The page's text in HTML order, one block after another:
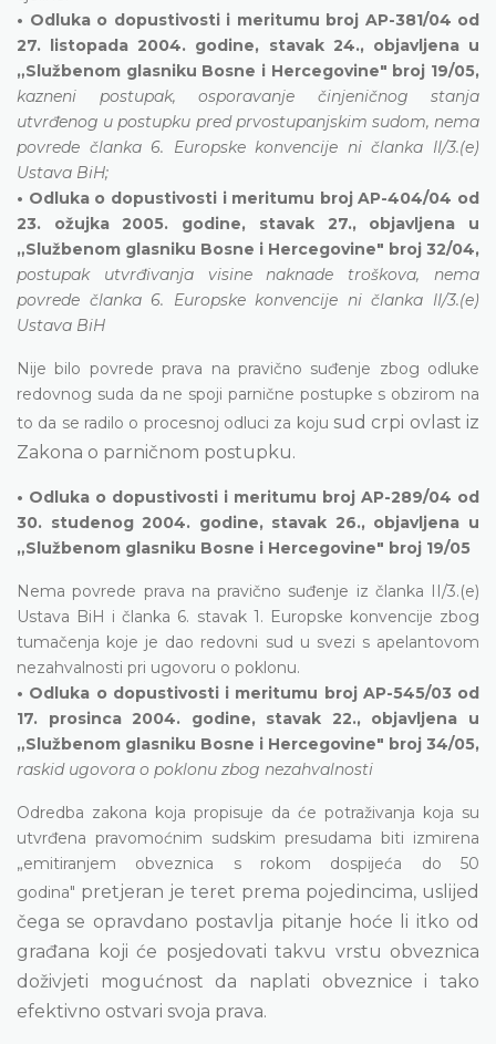
• Odluka o dopustivosti i meritumu broj AP-381/04 od
27. listopada 2004. godine, stavak 24., objavljena u
„Službenom glasniku Bosne i Hercegovine" broj 19/05,
kazneni postupak, osporavanje činjeničnog stanja
utvrđenog u postupku pred prvostupanjskim sudom, nema
povrede članka 6. Europske konvencije ni članka II/3.(e)
Ustava BiH;
• Odluka o dopustivosti i meritumu broj AP-404/04 od
23. ožujka 2005. godine, stavak 27., objavljena u
„Službenom glasniku Bosne i Hercegovine" broj 32/04,
postupak utvrđivanja visine naknade troškova, nema
povrede članka 6. Europske konvencije ni članka II/3.(e)
Ustava BiH
Nije bilo povrede prava na pravično suđenje zbog odluke
redovnog suda da ne spoji parnične postupke s obzirom na
to da se radilo o procesnoj odluci za koju sud crpi ovlast iz
Zakona o parničnom postupku.
• Odluka o dopustivosti i meritumu broj AP-289/04 od
30. studenog 2004. godine, stavak 26., objavljena u
„Službenom glasniku Bosne i Hercegovine" broj 19/05
Nema povrede prava na pravično suđenje iz članka II/3.(e)
Ustava BiH i članka 6. stavak 1. Europske konvencije zbog
tumačenja koje je dao redovni sud u svezi s apelantovom
nezahvalnosti pri ugovoru o poklonu.
• Odluka o dopustivosti i meritumu broj AP-545/03 od
17. prosinca 2004. godine, stavak 22., objavljena u
„Službenom glasniku Bosne i Hercegovine" broj 34/05,
raskid ugovora o poklonu zbog nezahvalnosti
Odredba zakona koja propisuje da će potraživanja koja su
utvrđena pravomoćnim sudskim presudama biti izmirena
„emitiranjem obveznica s rokom dospijeća do 50
godina" pretjeran je teret prema pojedincima, uslijed
čega se opravdano postavlja pitanje hoće li itko od
građana koji će posjedovati takvu vrstu obveznica
doživjeti mogućnost da naplati obveznice i tako
efektivno ostvari svoja prava.